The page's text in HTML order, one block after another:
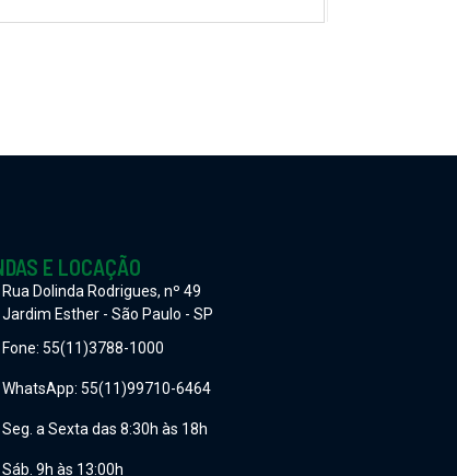
E LOCAÇÃO
Rua Dolinda Rodrigues, nº 49
Jardim Esther - São Paulo - SP
Fone: 55(11)3788-1000
WhatsApp: 55(11)99710-6464
Seg. a Sexta das 8:30h às 18h
Sáb. 9h às 13:00h